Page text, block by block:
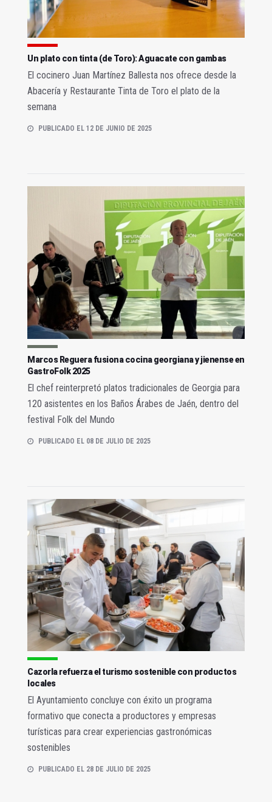
Un plato con tinta (de Toro): Aguacate con gambas
El cocinero Juan Martínez Ballesta nos ofrece desde la
Abacería y Restaurante Tinta de Toro el plato de la
semana
PUBLICADO EL 12 DE JUNIO DE 2025
Marcos Reguera fusiona cocina georgiana y jienense en
GastroFolk 2025
El chef reinterpretó platos tradicionales de Georgia para
120 asistentes en los Baños Árabes de Jaén, dentro del
festival Folk del Mundo
PUBLICADO EL 08 DE JULIO DE 2025
Cazorla refuerza el turismo sostenible con productos
locales
El Ayuntamiento concluye con éxito un programa
formativo que conecta a productores y empresas
turísticas para crear experiencias gastronómicas
sostenibles
PUBLICADO EL 28 DE JULIO DE 2025